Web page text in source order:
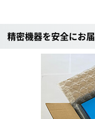
精密機器を安全にお